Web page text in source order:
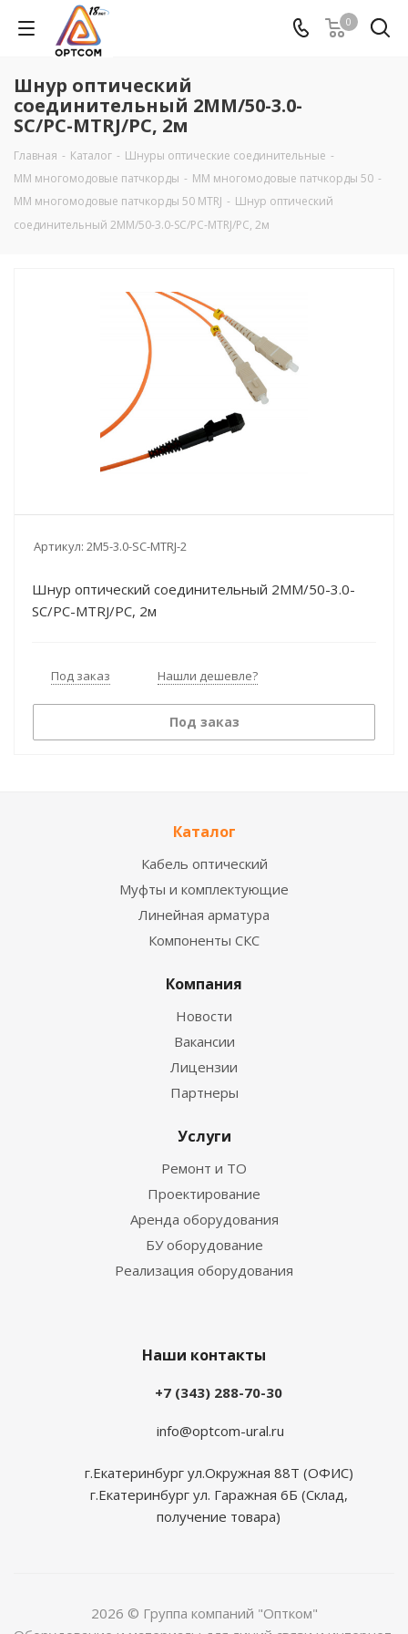
0
Шнур оптический
соединительный 2ММ/50-3.0-
SC/PC-MTRJ/PC, 2м
Главная - Каталог - Шнуры оптические соединительные -
MM многомодовые патчкорды - ММ многомодовые патчкорды 50 -
ММ многомодовые патчкорды 50 MTRJ - Шнур оптический
соединительный 2ММ/50-3.0-SC/PC-MTRJ/PC, 2м
Артикул: 2M5-3.0-SC-MTRJ-2
Шнур оптический соединительный 2ММ/50-3.0-
SC/PC-MTRJ/PC, 2м
Под заказ Нашли дешевле?
Под заказ
Каталог
Кабель оптический
Муфты и комплектующие
Линейная арматура
Компоненты СКС
Компания
Новости
Вакансии
Лицензии
Партнеры
Услуги
Ремонт и ТО
Проектирование
Аренда оборудования
БУ оборудование
Реализация оборудования
Наши контакты
+7 (343) 288-70-30
info@optcom-ural.ru
г.Екатеринбург ул.Окружная 88Т (ОФИС)
г.Екатеринбург ул. Гаражная 6Б (Склад,
получение товара)
2026 © Группа компаний "Оптком"